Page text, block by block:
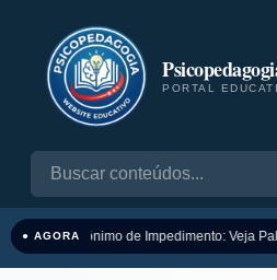
PORTAL
● AGORASinônimo de Impedimento: Veja